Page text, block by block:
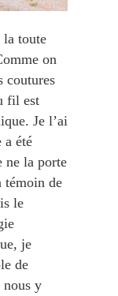
la toute
on
coutures
fil est
Je l’ai
a été
ne la porte
témoin de
le
je
de
nous y